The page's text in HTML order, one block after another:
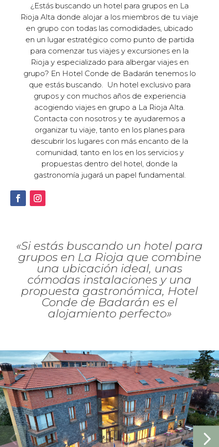
¿Estás buscando un hotel para grupos en La
Rioja Alta donde alojar a los miembros de tu viaje
en grupo con todas las comodidades, ubicado
en un lugar estratégico como punto de partida
para comenzar tus viajes y excursiones en la
Rioja y especializado para albergar viajes en
grupo? En Hotel Conde de Badarán tenemos lo
que estás buscando. Un hotel exclusivo para
grupos y con muchos años de experiencia
acogiendo viajes en grupo a La Rioja Alta.
Contacta con nosotros y te ayudaremos a
organizar tu viaje, tanto en los planes para
descubrir los lugares con más encanto de la
comunidad, tanto en los en los servicios y
propuestas dentro del hotel, donde la
gastronomía jugará un papel fundamental.
«Si estás buscando un hotel para
grupos en La Rioja que combine
una ubicación ideal, unas
cómodas instalaciones y una
propuesta gastronómica, Hotel
Conde de Badarán es el
alojamiento perfecto»